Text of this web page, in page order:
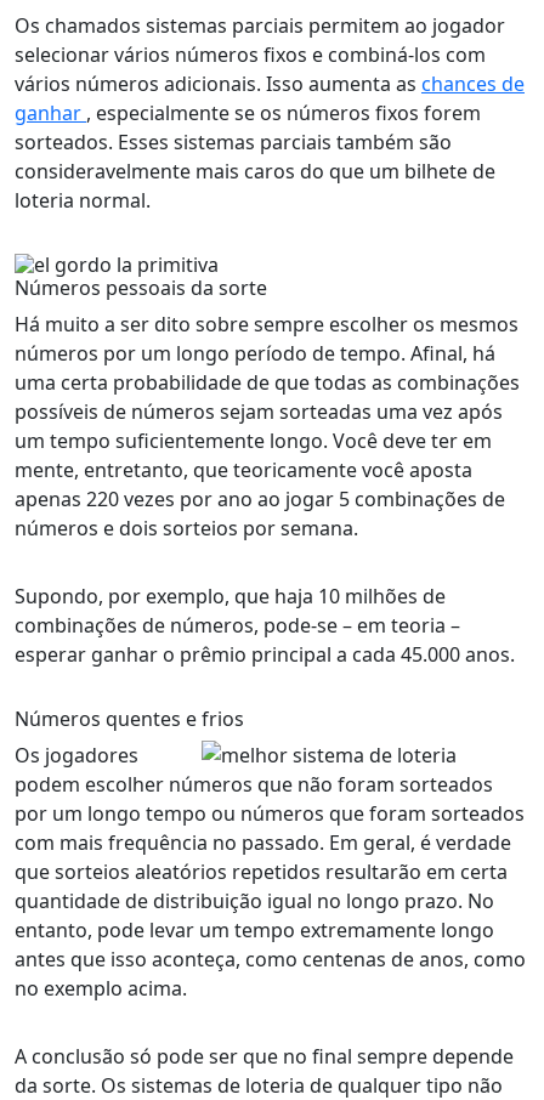
Os chamados sistemas parciais permitem ao jogador
selecionar vários números fixos e combiná-los com
vários números adicionais. Isso aumenta as chances de
ganhar , especialmente se os números fixos forem
sorteados. Esses sistemas parciais também são
consideravelmente mais caros do que um bilhete de
loteria normal.
Números pessoais da sorte
Há muito a ser dito sobre sempre escolher os mesmos
números por um longo período de tempo. Afinal, há
uma certa probabilidade de que todas as combinações
possíveis de números sejam sorteadas uma vez após
um tempo suficientemente longo. Você deve ter em
mente, entretanto, que teoricamente você aposta
apenas 220 vezes por ano ao jogar 5 combinações de
números e dois sorteios por semana.
Supondo, por exemplo, que haja 10 milhões de
combinações de números, pode-se – em teoria –
esperar ganhar o prêmio principal a cada 45.000 anos.
Números quentes e frios
Os jogadores
podem escolher números que não foram sorteados
por um longo tempo ou números que foram sorteados
com mais frequência no passado. Em geral, é verdade
que sorteios aleatórios repetidos resultarão em certa
quantidade de distribuição igual no longo prazo. No
entanto, pode levar um tempo extremamente longo
antes que isso aconteça, como centenas de anos, como
no exemplo acima.
A conclusão só pode ser que no final sempre depende
da sorte. Os sistemas de loteria de qualquer tipo não